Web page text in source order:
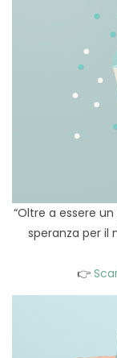
“Oltre a essere
speranza per il
👉